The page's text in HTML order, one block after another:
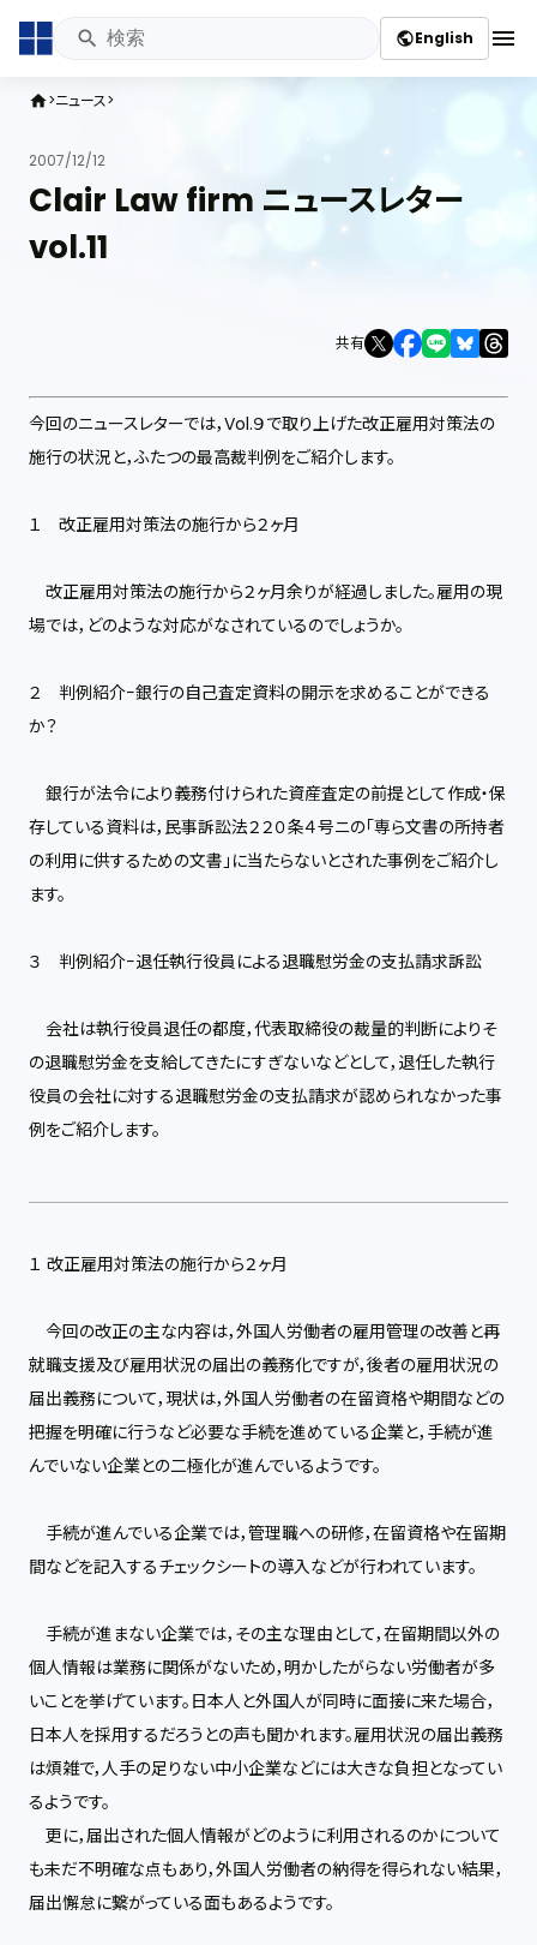
publicEnglish menu
home ニュース
2007/12/12
Clair Law firm ニュースレター
vol.11
共有
今回のニュースレターでは，Vol.９で取り上げた改正雇用対策法の
施行の状況と，ふたつの最高裁判例をご紹介します。
１ 改正雇用対策法の施行から２ヶ月
改正雇用対策法の施行から２ヶ月余りが経過しました。雇用の現
場では，どのような対応がなされているのでしょうか。
２ 判例紹介−銀行の自己査定資料の開示を求めることができる
か？
銀行が法令により義務付けられた資産査定の前提として作成・保
存している資料は，民事訴訟法２２０条４号ニの「専ら文書の所持者
の利用に供するための文書」に当たらないとされた事例をご紹介し
ます。
３ 判例紹介−退任執行役員による退職慰労金の支払請求訴訟
会社は執行役員退任の都度，代表取締役の裁量的判断によりそ
の退職慰労金を支給してきたにすぎないなどとして，退任した執行
役員の会社に対する退職慰労金の支払請求が認められなかった事
例をご紹介します。
１ 改正雇用対策法の施行から２ヶ月
今回の改正の主な内容は，外国人労働者の雇用管理の改善と再
就職支援及び雇用状況の届出の義務化ですが，後者の雇用状況の
届出義務について，現状は，外国人労働者の在留資格や期間などの
把握を明確に行うなど必要な手続を進めている企業と，手続が進
んでいない企業との二極化が進んでいるようです。
手続が進んでいる企業では，管理職への研修，在留資格や在留期
間などを記入するチェックシートの導入などが行われています。
手続が進まない企業では，その主な理由として，在留期間以外の
個人情報は業務に関係がないため，明かしたがらない労働者が多
いことを挙げています。日本人と外国人が同時に面接に来た場合，
日本人を採用するだろうとの声も聞かれます。雇用状況の届出義務
は煩雑で，人手の足りない中小企業などには大きな負担となってい
るようです。
更に，届出された個人情報がどのように利用されるのかについて
も未だ不明確な点もあり，外国人労働者の納得を得られない結果，
届出懈怠に繋がっている面もあるようです。